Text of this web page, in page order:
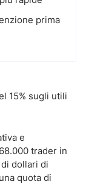
prima
15% sugli utili
e
trader in
dollari di
quota di